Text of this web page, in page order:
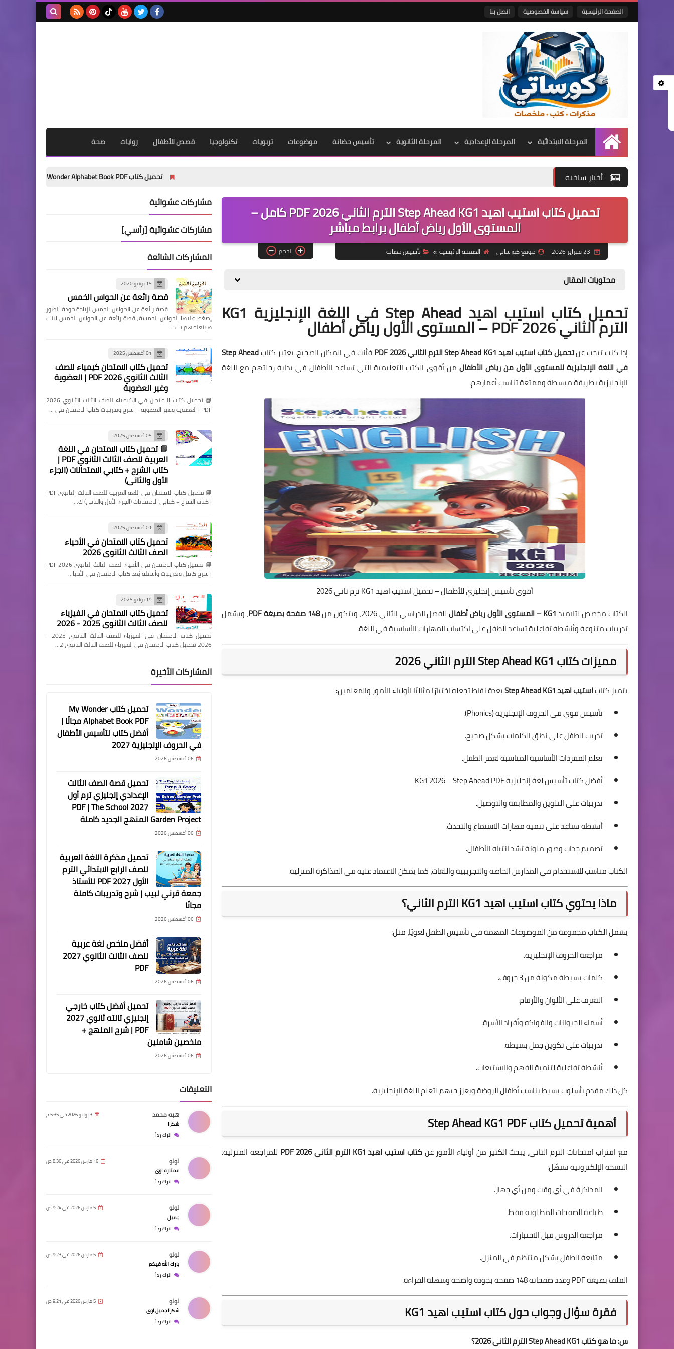
الصفحة الرئيسية سياسة الخصوصية اتصل بنا
الرئيسية
المرحلة الابتدائية المرحلة الإعدادية المرحلة الثانوية تأسيس حضانة موضوعات تربويات تكنولوجيا قصص للأطفال روايات صحة
أخبار ساخنة تحميل كتاب My Wonder Alphabet Book PDF مجانًا | أفضل كتاب لتأسيس الأطفال في الحروف الإنجليزية 2027
تحميل كتاب استيب اهيد Step Ahead KG1 الترم الثاني 2026 PDF كامل –
المستوى الأول رياض أطفال برابط مباشر
موقع كورساتي الصفحة الرئيسية تأسيس حضانة الحجم
محتويات المقال
تحميل كتاب استيب اهيد Step Ahead في اللغة الإنجليزية KG1
الترم الثاني 2026 PDF – المستوى الأول رياض أطفال
إذا كنت تبحث عنتحميل كتاب استيب اهيد Step Ahead KG1 الترم الثاني 2026 PDF فأنت في المكان الصحيح. يعتبر كتابStep Ahead
في اللغة الإنجليزية للمستوى الأول من رياض الأطفال من أقوى الكتب التعليمية التي تساعد الأطفال في بداية رحلتهم مع اللغة
الإنجليزية بطريقة مبسطة وممتعة تناسب أعمارهم.
أقوى تأسيس إنجليزي للأطفال – تحميل استيب اهيد KG1 ترم ثاني 2026
الكتاب مخصص لتلاميذKG1 – المستوى الأول رياض أطفال للفصل الدراسي الثاني 2026، ويتكون من 148 صفحة بصيغة PDF
، ويشمل
تدريبات متنوعة وأنشطة تفاعلية تساعد الطفل على اكتساب المهارات الأساسية في اللغة.
مميزات كتاب Step Ahead KG1 الترم الثاني 2026
يتميز كتاباستيب اهيد Step Ahead KG1
بعدة نقاط تجعله اختيارًا مثاليًا لأولياء الأمور والمعلمين:
تأسيس قوي في الحروف الإنجليزية (Phonics).
تدريب الطفل على نطق الكلمات بشكل صحيح.
تعلم المفردات الأساسية المناسبة لعمر الطفل.
أفضل كتاب تأسيس لغة إنجليزية KG1 2026 – Step Ahead PDF
تدريبات على التلوين والمطابقة والتوصيل.
أنشطة تساعد على تنمية مهارات الاستماع والتحدث.
تصميم جذاب وصور ملونة تشد انتباه الأطفال.
الكتاب مناسب للاستخدام في المدارس الخاصة والتجريبية واللغات، كما يمكن الاعتماد عليه في المذاكرة المنزلية.
ماذا يحتوي كتاب استيب اهيد KG1 الترم الثاني؟
يشمل الكتاب مجموعة من الموضوعات المهمة في تأسيس الطفل لغويًا، مثل:
مراجعة الحروف الإنجليزية.
كلمات بسيطة مكونة من 3 حروف.
التعرف على الألوان والأرقام.
أسماء الحيوانات والفواكه وأفراد الأسرة.
تدريبات على تكوين جمل بسيطة.
أنشطة تفاعلية لتنمية الفهم والاستيعاب.
كل ذلك مقدم بأسلوب بسيط يناسب أطفال الروضة ويعزز حبهم لتعلم اللغة الإنجليزية.
أهمية تحميل كتاب Step Ahead KG1 PDF
مع اقتراب امتحانات الترم الثاني، يبحث الكثير من أولياء الأمور عنكتاب استيب اهيد KG1 الترم الثاني 2026 PDF
للمراجعة المنزلية.
النسخة الإلكترونية تسهّل:
المذاكرة في أي وقت ومن أي جهاز.
طباعة الصفحات المطلوبة فقط.
مراجعة الدروس قبل الاختبارات.
متابعة الطفل بشكل منتظم في المنزل.
الملف بصيغة PDF وعدد صفحاته 148 صفحة بجودة واضحة وسهلة القراءة.
فقرة سؤال وجواب حول كتاب استيب اهيد KG1
س: ما هو كتاب Step Ahead KG1 الترم الثاني 2026؟
مشاركات عشوائية
مشاركات عشوائية [رأسي]
المشاركات الشائعة
15 يونيو 2020
قصة رائعة عن الحواس الخمس
قصة رائعة عن الحواس الخمس لزيادة جودة الصور
إضغط عليها الحواس الخمسة, قصة رائعة عن الحواس الخمس ابنك
هيتعلمهم بك…
01 أغسطس 2025
تحميل كتاب الامتحان كيمياء للصف
الثالث الثانوي 2026 PDF | العضوية
وغير العضوية
📘 تحميل كتاب الامتحان في الكيمياء للصف الثالث الثانوي 2026
PDF | العضوية وغير العضوية – شرح وتدريبات كتاب الامتحان في …
05 أغسطس 2025
📘 تحميل كتاب الامتحان في اللغة
العربية للصف الثالث الثانوي PDF |
كتاب الشرح + كتابي الامتحانات (الجزء
الأول والثاني)
📘 تحميل كتاب الامتحان في اللغة العربية للصف الثالث الثانوي PDF
| كتاب الشرح + كتابي الامتحانات (الجزء الأول والثاني) ك…
01 أغسطس 2025
تحميل كتاب الامتحان في الأحياء
الصف الثالث الثانوي 2026
📘 تحميل كتاب الامتحان في الأحياء الصف الثالث الثانوي 2026 PDF
| شرح كامل وتدريبات وأسئلة يُعد كتاب الامتحان في الأحيا…
19 يوليو 2025
تحميل كتاب الامتحان في الفيزياء
للصف الثالث الثانوي 2025 - 2026
تحميل كتاب الامتحان في الفيزياء للصف الثالث الثانوي 2025 -
2026 تحميل كتاب الامتحان في الفيزياء للصف الثالث الثانوي 2…
المشاركات الأخيرة
تحميل كتاب My Wonder
Alphabet Book PDF مجانًا |
أفضل كتاب لتأسيس الأطفال
في الحروف الإنجليزية 2027
06 أغسطس 2026
تحميل قصة الصف الثالث
الإعدادي إنجليزي ترم أول
2027 PDF | The School
Garden Project المنهج الجديد كاملة
06 أغسطس 2026
تحميل مذكرة اللغة العربية
للصف الرابع الابتدائي الترم
الأول 2027 PDF للأستاذ
جمعة قرني لبيب | شرح وتدريبات كاملة
مجانًا
06 أغسطس 2026
أفضل ملخص لغة عربية
للصف الثالث الثانوي 2027
PDF
06 أغسطس 2026
تحميل أفضل كتاب خارجي
إنجليزي تالته ثانوي 2027
PDF | شرح المنهج +
ملخصين شاملين
06 أغسطس 2026
التعليقات
هبه محمد 3 يونيو 2026 في 5:35 م
شكرا
اترك رداً
لولو 16 مارس 2026 في 8:36 ص
ممتازه اوى
اترك رداً
لولو 5 مارس 2026 في 9:24 ص
جميل
اترك رداً
لولو 5 مارس 2026 في 9:23 ص
بارك الله فيكم
اترك رداً
لولو 5 مارس 2026 في 9:21 ص
شكرا جميل اوى
اترك رداً